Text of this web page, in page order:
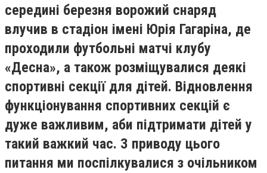
середині березня ворожий снаряд
влучив в стадіон імені Юрія Гагаріна, де
проходили футбольні матчі клубу
«Десна», а також розміщувалися деякі
спортивні секції для дітей. Відновлення
функціонування спортивних секцій є
дуже важливим, аби підтримати дітей у
такий важкий час. З приводу цього
питання ми поспілкувалися з очільником